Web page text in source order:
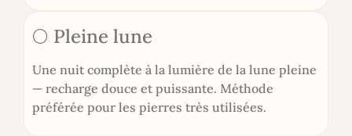
🌕 Pleine lune
Une nuit complète à la lumière de la lune pleine
— recharge douce et puissante. Méthode
préférée pour les pierres très utilisées.